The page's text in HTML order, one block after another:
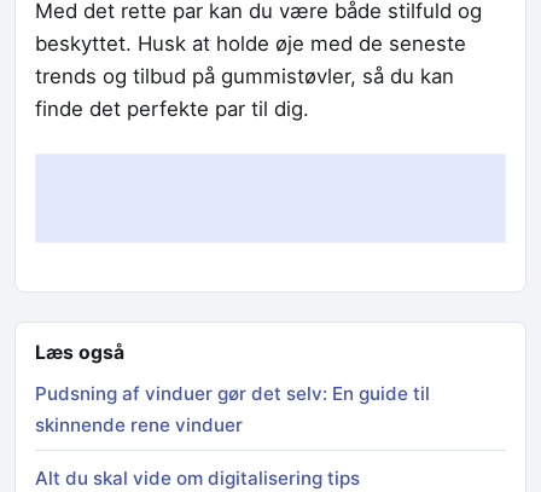
Med det rette par kan du være både stilfuld og
beskyttet. Husk at holde øje med de seneste
trends og tilbud på gummistøvler, så du kan
finde det perfekte par til dig.
Læs også
Pudsning af vinduer gør det selv: En guide til
skinnende rene vinduer
Alt du skal vide om digitalisering tips